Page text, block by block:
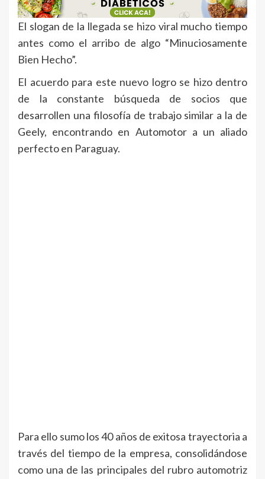
El slogan de la llegada se hizo viral mucho tiempo
antes como el arribo de algo “Minuciosamente
Bien Hecho”.
El acuerdo para este nuevo logro se hizo dentro
de la constante búsqueda de socios que
desarrollen una filosofía de trabajo similar a la de
Geely, encontrando en Automotor a un aliado
perfecto en Paraguay.
Para ello sumo los 40 años de exitosa trayectoria a
través del tiempo de la empresa, consolidándose
como una de las principales del rubro automotriz